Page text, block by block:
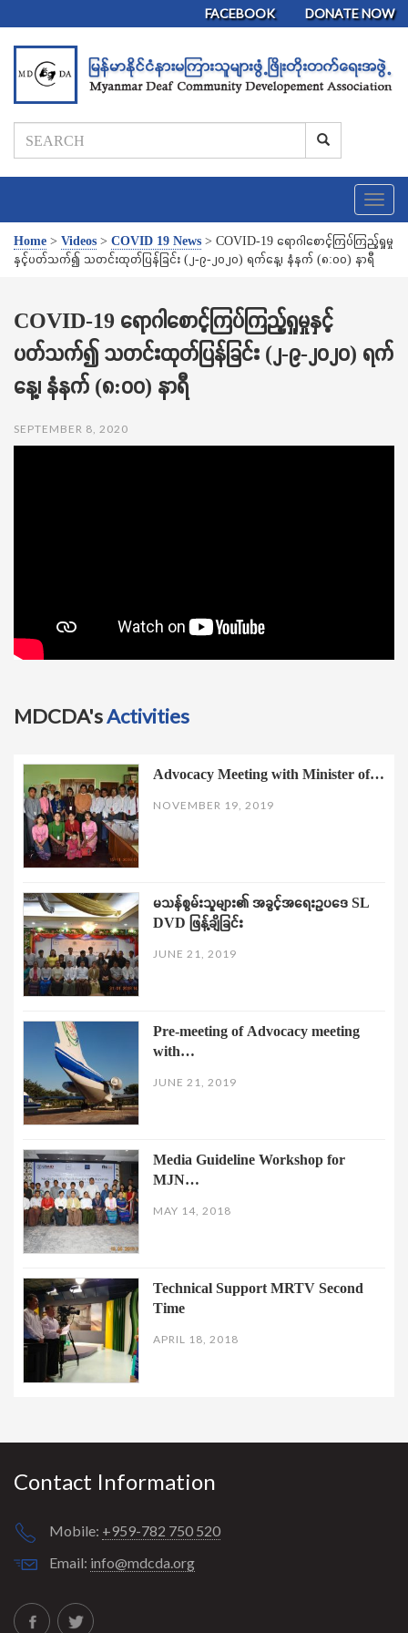
FACEBOOK DONATE NOW
T
o
g
v
i
Home > Videos > COVID 19 News > COVID-19 ရောဂါစောင့်ကြပ်ကြည့်ရှုမှု
နှင့်ပတ်သက်၍ သတင်းထုတ်ပြန်ခြင်း (၂-၉-၂၀၂၀) ရက်နေ့၊ နံနက် (၈:၀၀) နာရီ
COVID-19 ရောဂါစောင့်ကြပ်ကြည့်ရှုမှုနှင့်
ပတ်သက်၍ သတင်းထုတ်ပြန်ခြင်း (၂-၉-၂၀၂၀) ရက်
နေ့၊ နံနက် (၈:၀၀) နာရီ
SEPTEMBER 8, 2020
MDCDA'sActivities
Advocacy Meeting with Minister of…
NOVEMBER 19, 2019
မသန်စွမ်းသူများ၏ အခွင့်အရေးဥပဒေ SL
DVD ဖြန့်ချိခြင်း
JUNE 21, 2019
Pre-meeting of Advocacy meeting
with…
JUNE 21, 2019
Media Guideline Workshop for
MJN…
MAY 14, 2018
Technical Support MRTV Second
Time
APRIL 18, 2018
Contact Information
Mobile: +959-782 750 520
Email: info@mdcda.org